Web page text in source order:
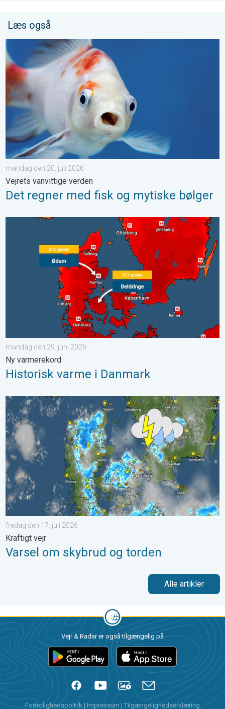
Læs også
Det regner med fisk og mytiske bølger. Vejrets vanvittige
mandag den 20. juli 2026
Vejrets vanvittige verden
Det regner med fisk og mytiske bølger
Historisk varme i Danmark. Ny varmerekord. . . mandag den
mandag den 29. juni 2026
Ny varmerekord
Historisk varme i Danmark
Varsel om skybrud og torden. Kraftigt vejr. . . fredag den 17.
fredag den 17. juli 2026
Kraftigt vejr
Varsel om skybrud og torden
Alle artikler
Vejr & Radar er også tilgængelig på
Fortrolighedspolitik | Impressum | Tilgængelighedserklæring